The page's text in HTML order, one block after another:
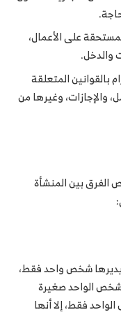
على الأعمال،
والدخل.
بالقوانين المتعلقة
والإجازات، وغيرها من
الفرق بين المنشأة
شخص واحد فقط،
الواحد صغيرة
فقط، إلا أنها